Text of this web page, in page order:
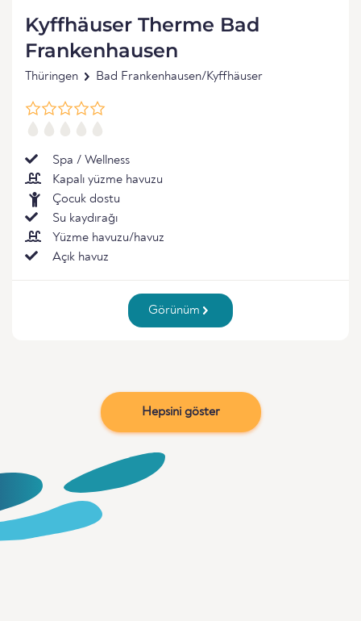
Kyffhäuser Therme Bad
Frankenhausen
Thüringen Bad Frankenhausen/Kyffhäuser
Spa / Wellness
Kapalı yüzme havuzu
Çocuk dostu
Su kaydırağı
Yüzme havuzu/havuz
Açık havuz
Görünüm
Hepsini göster